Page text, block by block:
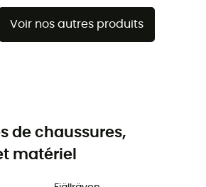
Voir nos autres produits
de chaussures,
matériel